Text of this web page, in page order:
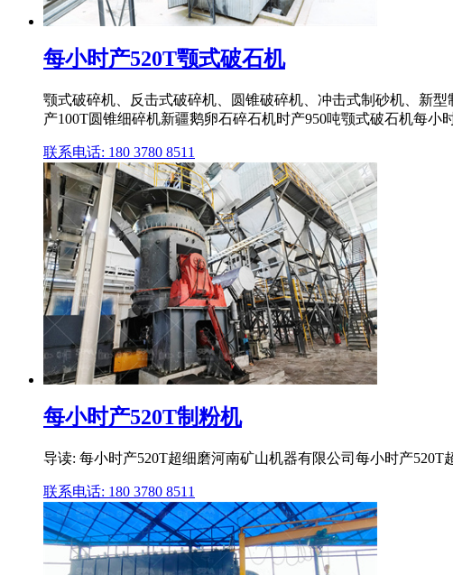
每小时产520T颚式破石机
颚式破碎机、反击式破碎机、圆锥破碎机、冲击式制砂机、新
产100T圆锥细碎机新疆鹅卵石碎石机时产950吨颚式破石机每小
联系电话: 180 3780 8511
每小时产520T制粉机
导读: 每小时产520T超细磨河南矿山机器有限公司每小时产
联系电话: 180 3780 8511